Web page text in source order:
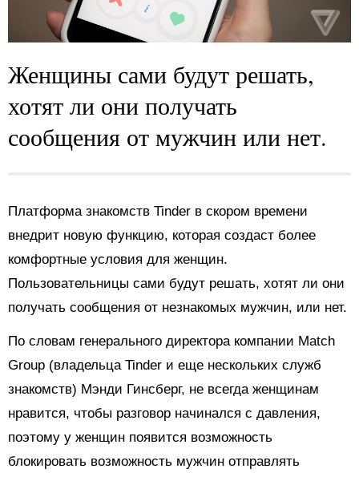
Женщины сами будут решать,
хотят ли они получать
сообщения от мужчин или нет.
Платформа знакомств Tinder в скором времени
внедрит новую функцию, которая создаст более
комфортные условия для женщин.
Пользовательницы сами будут решать, хотят ли они
получать сообщения от незнакомых мужчин, или нет.
По словам генерального директора компании Match
Group (владельца Tinder и еще нескольких служб
знакомств) Мэнди Гинсберг, не всегда женщинам
нравится, чтобы разговор начинался с давления,
поэтому у женщин появится возможность
блокировать возможность мужчин отправлять